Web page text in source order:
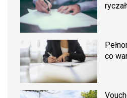
co